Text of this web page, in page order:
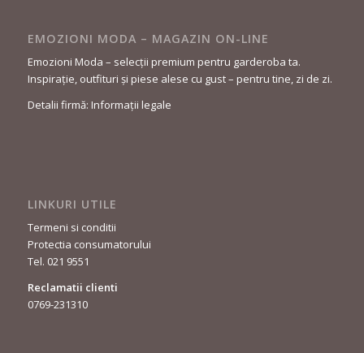
EMOZIONI MODA – MAGAZIN ON-LINE
Emozioni Moda – selecții premium pentru garderoba ta.
Inspirație, outfituri și piese alese cu gust – pentru tine, zi de zi.
Detalii firmă: Informații legale
LINKURI UTILE
Termeni si conditii
Protectia consumatorului
Tel. 021 9551
Reclamatii clienti
0769-231310